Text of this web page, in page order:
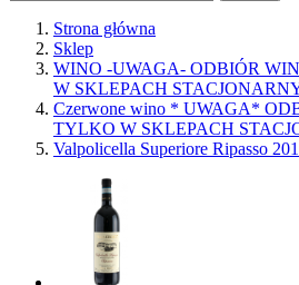
Strona główna
Sklep
WINO -UWAGA- ODBIÓR
W SKLEPACH
Czerwone wino * UWAGA*
TYLKO W SKLEPACH
Valpolicella Superiore Ripasso